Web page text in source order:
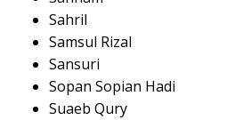
Sahril
Samsul Rizal
Sansuri
Sopan Sopian Hadi
Suaeb Qury